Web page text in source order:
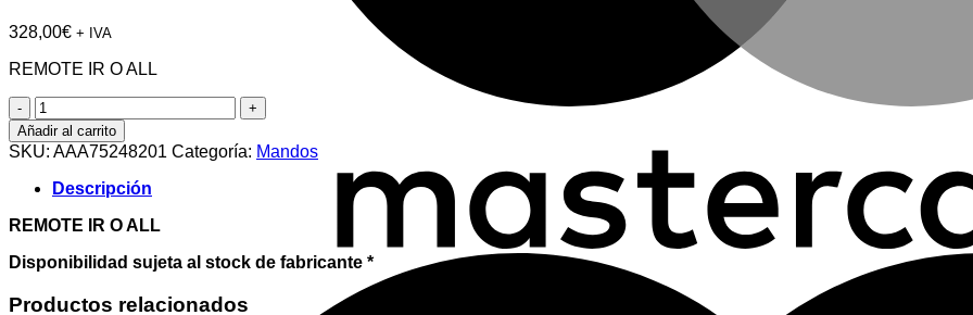
328,00€ + IVA
REMOTE IR O ALL
Mando
cantidad
Añadir al carrito
SKU: AAA75248201 Categoría: Mandos
Descripción
REMOTE IR O ALL
Disponibilidad sujeta al stock de fabricante *
Productos relacionados